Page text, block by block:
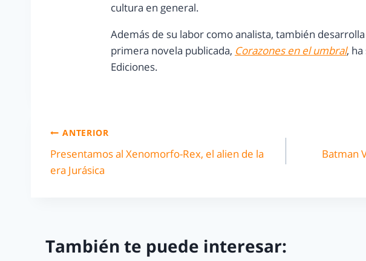
cultura en general.
Además de su labor como analista, también
primera novela publicada, Corazones en el umbral,
Ediciones.
ANTERIOR
Presentamos al Xenomorfo-Rex, el alien de la
era Jurásica
Batman
También te puede interesar: